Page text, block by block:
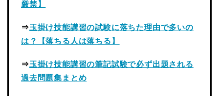
厳禁】
⇒玉掛け技能講習の試験に落ちた理由で多いの
は？【落ちる人は落ちる】
⇒玉掛け技能講習の筆記試験で必ず出題される
過去問題集まとめ